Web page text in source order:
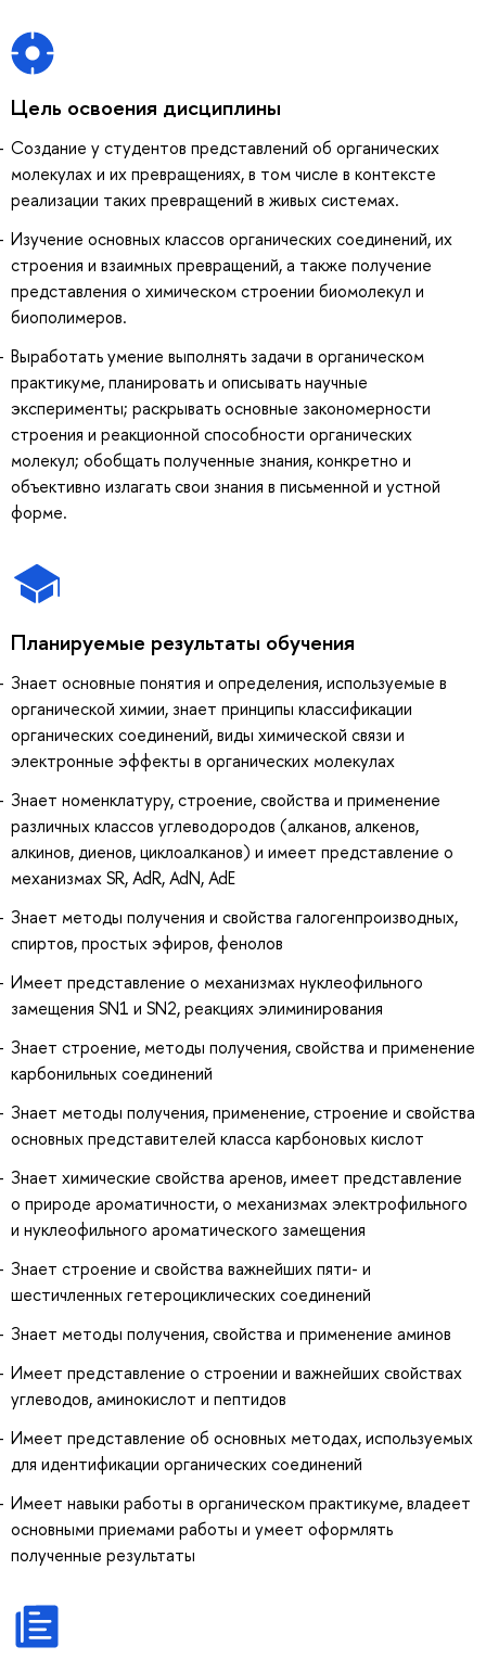
Цель освоения дисциплины
Создание у студентов представлений об органических
молекулах и их превращениях, в том числе в контексте
реализации таких превращений в живых системах.
Изучение основных классов органических соединений, их
строения и взаимных превращений, а также получение
представления о химическом строении биомолекул и
биополимеров.
Выработать умение выполнять задачи в органическом
практикуме, планировать и описывать научные
эксперименты; раскрывать основные закономерности
строения и реакционной способности органических
молекул; обобщать полученные знания, конкретно и
объективно излагать свои знания в письменной и устной
форме.
Планируемые результаты обучения
Знает основные понятия и определения, используемые в
органической химии, знает принципы классификации
органических соединений, виды химической связи и
электронные эффекты в органических молекулах
Знает номенклатуру, строение, свойства и применение
различных классов углеводородов (алканов, алкенов,
алкинов, диенов, циклоалканов) и имеет представление о
механизмах SR, AdR, AdN, AdE
Знает методы получения и свойства галогенпроизводных,
спиртов, простых эфиров, фенолов
Имеет представление о механизмах нуклеофильного
замещения SN1 и SN2, реакциях элиминирования
Знает строение, методы получения, свойства и применение
карбонильных соединений
Знает методы получения, применение, строение и свойства
основных представителей класса карбоновых кислот
Знает химические свойства аренов, имеет представление
о природе ароматичности, о механизмах электрофильного
и нуклеофильного ароматического замещения
Знает строение и свойства важнейших пяти- и
шестичленных гетероциклических соединений
Знает методы получения, свойства и применение аминов
Имеет представление о строении и важнейших свойствах
углеводов, аминокислот и пептидов
Имеет представление об основных методах, используемых
для идентификации органических соединений
Имеет навыки работы в органическом практикуме, владеет
основными приемами работы и умеет оформлять
полученные результаты